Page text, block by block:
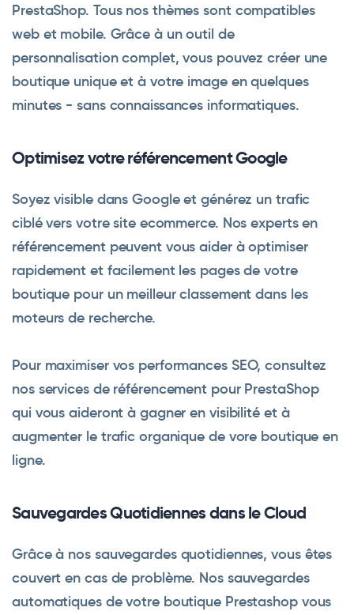
PrestaShop. Tous nos thèmes sont compatibles
web et mobile. Grâce à un outil de
personnalisation complet, vous pouvez créer une
boutique unique et à votre image en quelques
minutes - sans connaissances informatiques.
Optimisez votre référencement Google
Soyez visible dans Google et générez un trafic
ciblé vers votre site ecommerce. Nos experts en
référencement peuvent vous aider à optimiser
rapidement et facilement les pages de votre
boutique pour un meilleur classement dans les
moteurs de recherche.
Pour maximiser vos performances SEO, consultez
nos services de référencement pour PrestaShop
qui vous aideront à gagner en visibilité et à
augmenter le trafic organique de vore boutique en
ligne.
Sauvegardes Quotidiennes dans le Cloud
Grâce à nos sauvegardes quotidiennes, vous êtes
couvert en cas de problème. Nos sauvegardes
automatiques de votre boutique Prestashop vous